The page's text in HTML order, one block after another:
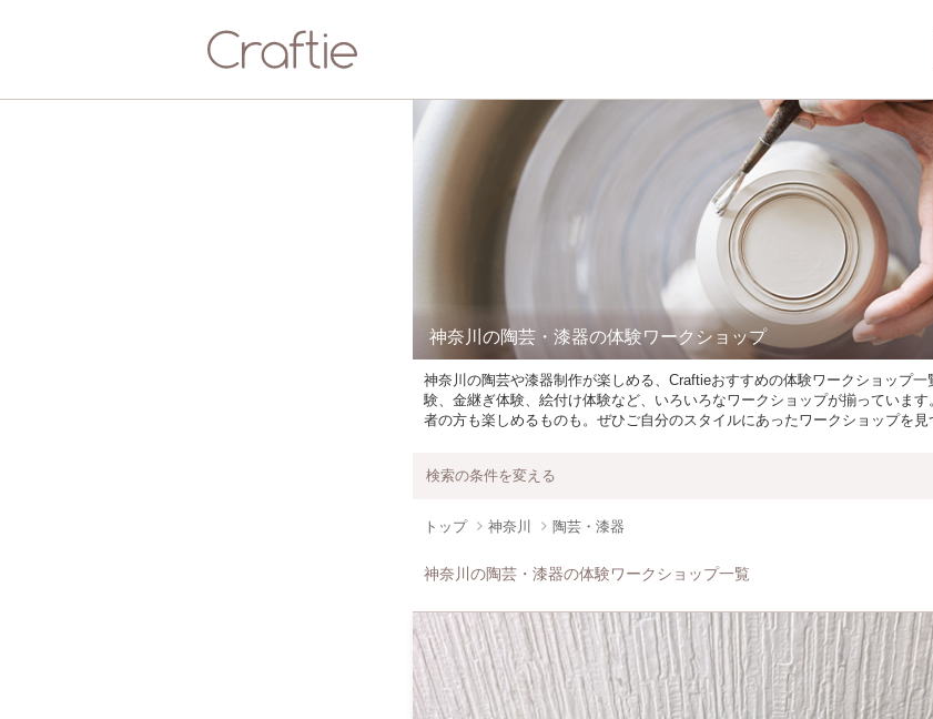
神奈川の陶芸・漆器の体験ワークショップ
神奈川の陶芸や漆器制作が楽しめる、Craftieおすすめの体験ワークショップ一
験、金継ぎ体験、絵付け体験など、いろいろなワークショップが揃っていま
者の方も楽しめるものも。ぜひご自分のスタイルにあったワークショップを見
検索の条件を変える
トップ 神奈川 陶芸・漆器
神奈川の陶芸・漆器の体験ワークショップ一覧